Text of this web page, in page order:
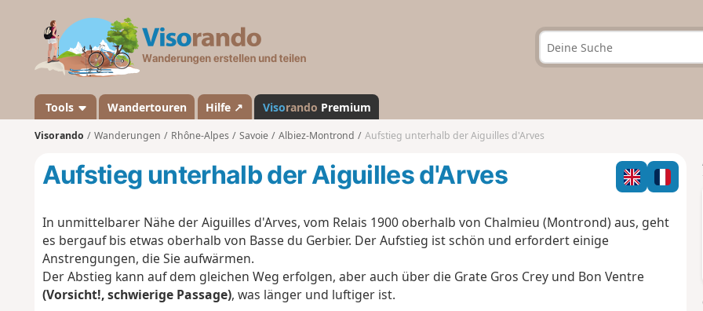
a
n
d
Tools Wandertouren Hilfe ↗ Visorando Premium
Visorando Wanderungen Rhône-Alpes Savoie Albiez-Montrond Aufstieg unterhalb der Aiguilles d'Arves
Aufstieg unterhalb der Aiguilles d'Arves
In unmittelbarer Nähe der Aiguilles d'Arves, vom Relais 1900 oberhalb von Chalmieu (Montrond) aus, geht
es bergauf bis etwas oberhalb von Basse du Gerbier. Der Aufstieg ist schön und erfordert einige
Anstrengungen, die Sie aufwärmen.
Der Abstieg kann auf dem gleichen Weg erfolgen, aber auch über die Grate Gros Crey und Bon Ventre
(Vorsicht!, schwierige Passage), was länger und luftiger ist.